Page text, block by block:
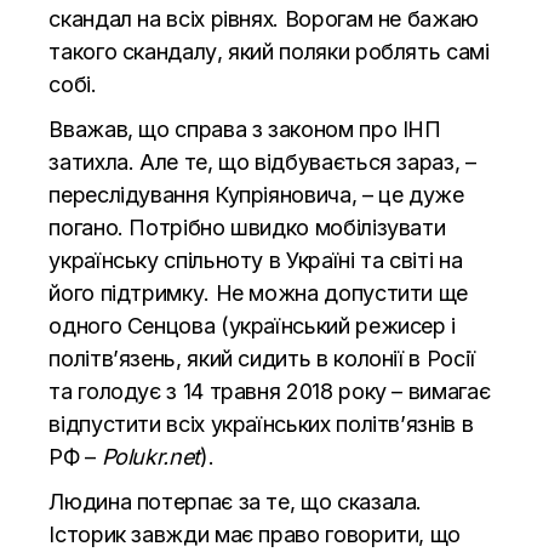
скандал на всіх рівнях. Ворогам не бажаю
такого скандалу, який поляки роблять самі
собі.
Вважав, що справа з законом про ІНП
затихла. Але те, що відбувається зараз, –
переслідування Купріяновича, – це дуже
погано. Потрібно швидко мобілізувати
українську спільноту в Україні та світі на
його підтримку. Не можна допустити ще
одного Сенцова (український режисер і
політвʼязень, який сидить в колонії в Росії
та голодує з 14 травня 2018 року – вимагає
відпустити всіх українських політвʼязнів в
РФ – Polukr.net).
Людина потерпає за те, що сказала.
Історик завжди має право говорити, що